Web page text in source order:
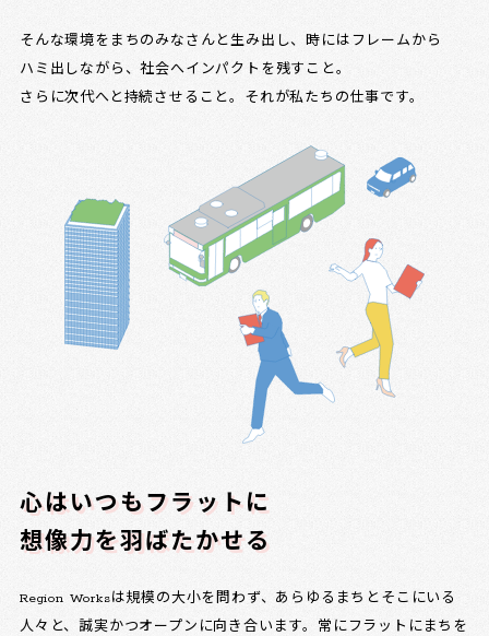
そんな環境をまちのみなさんと生み出し、時にはフレームから
ハミ出しながら、社会へインパクトを残すこと。
さらに次代へと持続させること。それが私たちの仕事です。
心はいつもフラットに
想像力を羽ばたかせる
Region Worksは規模の大小を問わず、あらゆるまちとそこにいる
人々と、誠実かつオープンに向き合います。常にフラットにまちを